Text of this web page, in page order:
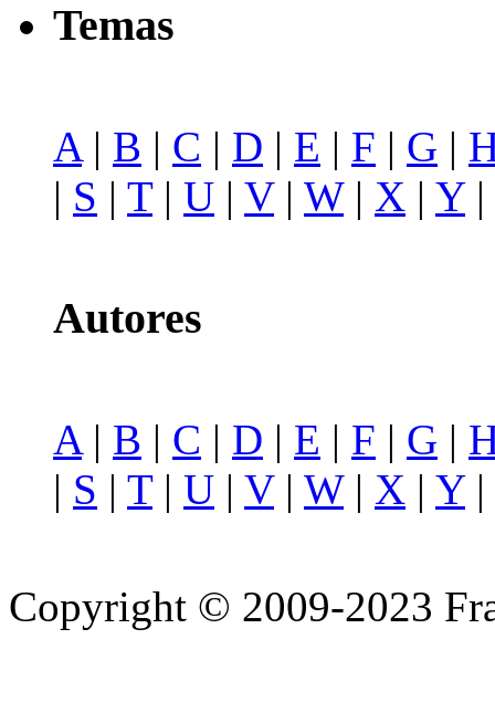
Temas
A| B | C | D | E | F | G |
| S | T| U | V| W| X | Y|
Autores
A | B | C | D | E | F | G |
| S | T| U | V| W| X | Y|
Copyright © 2009-2023